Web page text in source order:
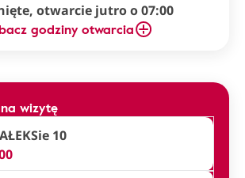
otwarcie jutro o 07:00
godziny otwarcia
wizytę
Sie 10